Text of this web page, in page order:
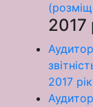
2017
2017